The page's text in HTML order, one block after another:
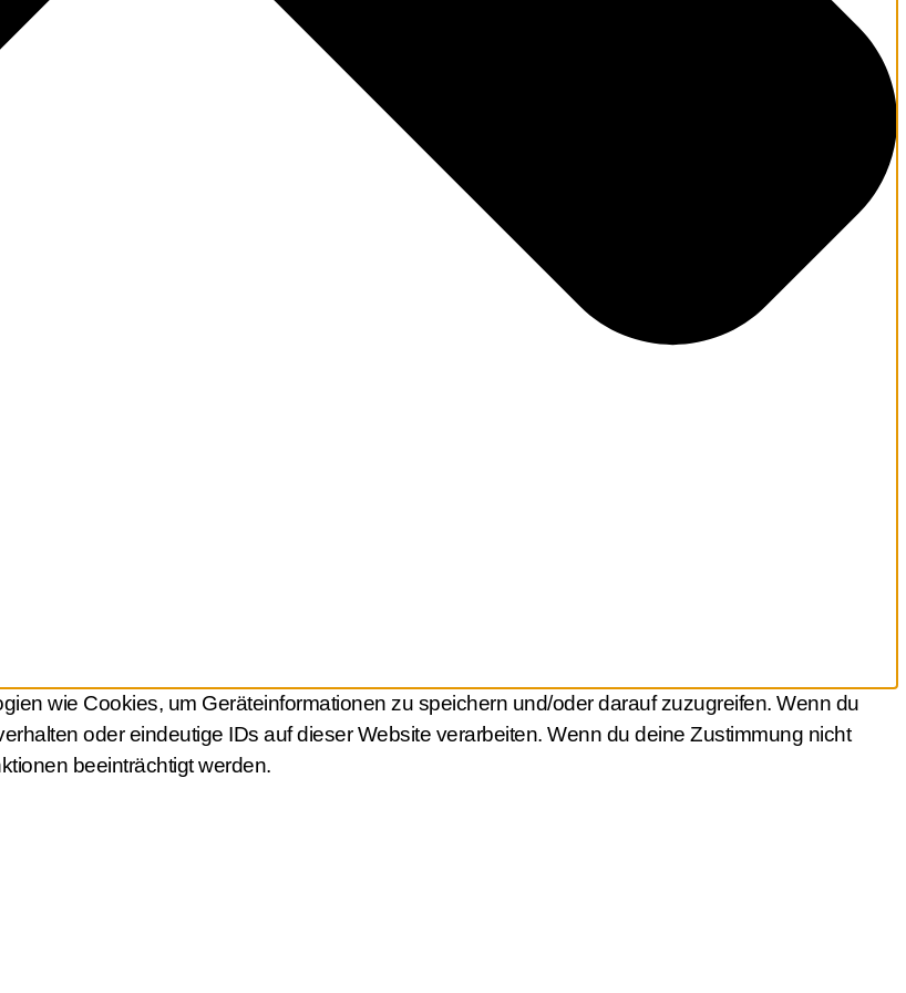
wie Cookies, um Geräteinformationen zu speichern und/oder darauf zuzugreifen. Wenn du
oder eindeutige IDs auf dieser Website verarbeiten. Wenn du deine Zustimmung nicht
beeinträchtigt werden.